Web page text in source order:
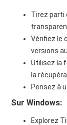
Tirez parti
Vérifiez le
versions
Utilisez la
la
Pensez à
Sur Windows:
Explorez